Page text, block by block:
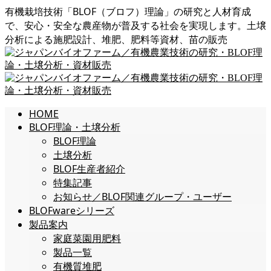
有機栽培技術「BLOF（ブロフ）理論」の研究と人材育成
で、安心・安全な農産物が普及する社会を実現します。土壌
分析による施肥設計、堆肥、肥料等資材、苗の販売
HOME
BLOF理論・土壌分析
BLOF理論
土壌分析
BLOF生産者紹介
特集記事
お知らせ／BLOF関連グループ・ユーザー
BLOFwareシリーズ
製品案内
家庭菜園用肥料
製品一覧
有機質堆肥